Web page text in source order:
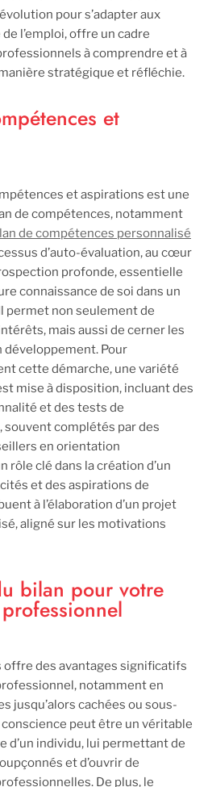
pour s’adapter aux
l’emploi, offre un cadre
à comprendre et à
stratégique et réfléchie.
et
et aspirations est une
de compétences, notamment
de compétences personnalisé
d’auto-évaluation, au cœur
profonde, essentielle
connaissance de soi dans un
permet non seulement de
mais aussi de cerner les
Pour
cette démarche, une variété
mise à disposition, incluant des
et des tests de
complétés par des
en orientation
rôle clé dans la création d’un
et des aspirations de
à l’élaboration d’un projet
aligné sur les motivations
bilan pour votre
offre des avantages significatifs
notamment en
jusqu’alors cachées ou sous-
peut être un véritable
d’un individu, lui permettant de
et d’ouvrir de
De plus, le